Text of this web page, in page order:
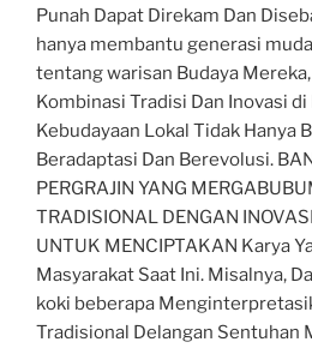
Punah Dapat Direkam Dan
hanya membantu generasi
tentang warisan Budaya
Kombinasi Tradisi Dan Inovasi di
Kebudayaan Lokal Tidak Hanya
Beradaptasi Dan Berevolusi.
PERGRAJIN YANG
TRADISIONAL DENGAN
UNTUK MENCIPTAKAN Karya
Masyarakat Saat Ini. Misalnya,
koki beberapa
Tradisional Delangan Sentuhan